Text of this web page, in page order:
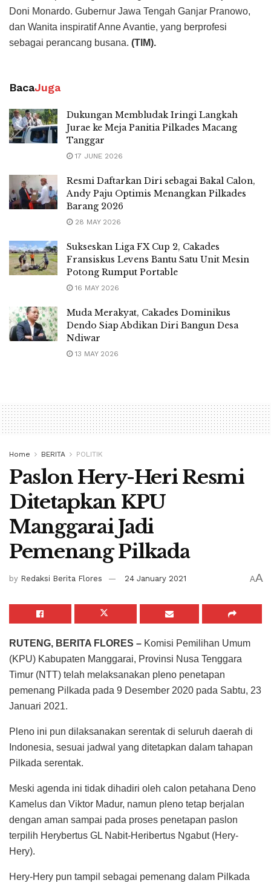
Doni Monardo. Gubernur Jawa Tengah Ganjar Pranowo,
dan Wanita inspiratif Anne Avantie, yang berprofesi
sebagai perancang busana. (TIM).
BacaJuga
Dukungan Membludak Iringi Langkah
Jurae ke Meja Panitia Pilkades Macang
Tanggar
17 JUNE 2026
Resmi Daftarkan Diri sebagai Bakal Calon,
Andy Paju Optimis Menangkan Pilkades
Barang 2026
28 MAY 2026
Sukseskan Liga FX Cup 2, Cakades
Fransiskus Levens Bantu Satu Unit Mesin
Potong Rumput Portable
16 MAY 2026
Muda Merakyat, Cakades Dominikus
Dendo Siap Abdikan Diri Bangun Desa
Ndiwar
13 MAY 2026
Home BERITA POLITIK
Paslon Hery-Heri Resmi
Ditetapkan KPU
Manggarai Jadi
Pemenang Pilkada
by Redaksi Berita Flores 24 January 2021 AA
RUTENG, BERITA FLORES – Komisi Pemilihan Umum
(KPU) Kabupaten Manggarai, Provinsi Nusa Tenggara
Timur (NTT) telah melaksanakan pleno penetapan
pemenang Pilkada pada 9 Desember 2020 pada Sabtu, 23
Januari 2021.
Pleno ini pun dilaksanakan serentak di seluruh daerah di
Indonesia, sesuai jadwal yang ditetapkan dalam tahapan
Pilkada serentak.
Meski agenda ini tidak dihadiri oleh calon petahana Deno
Kamelus dan Viktor Madur, namun pleno tetap berjalan
dengan aman sampai pada proses penetapan paslon
terpilih Herybertus GL Nabit-Heribertus Ngabut (Hery-
Hery).
Hery-Hery pun tampil sebagai pemenang dalam Pilkada